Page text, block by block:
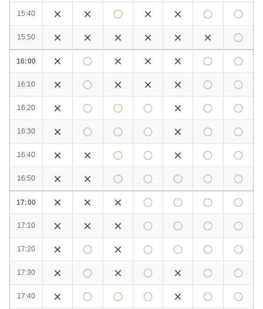
15:40
15:50
16:00
16:10
16:20
16:30
16:40
16:50
17:00
17:10
17:20
17:30
17:40